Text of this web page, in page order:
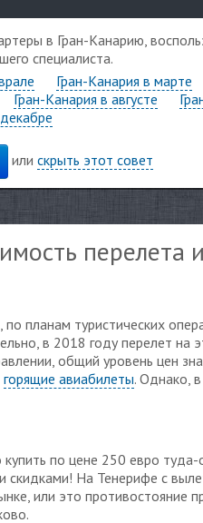
в Гран-Канарию,
специалиста.
Гран-Канария в марте
Гран-Канария в августе
или скрыть этот совет
перелета
планам туристических
в 2018 году перелет на
общий уровень цен
горящие авиабилеты. Однако,
по цене 250 евро
На Тенерифе с
или это противостояние